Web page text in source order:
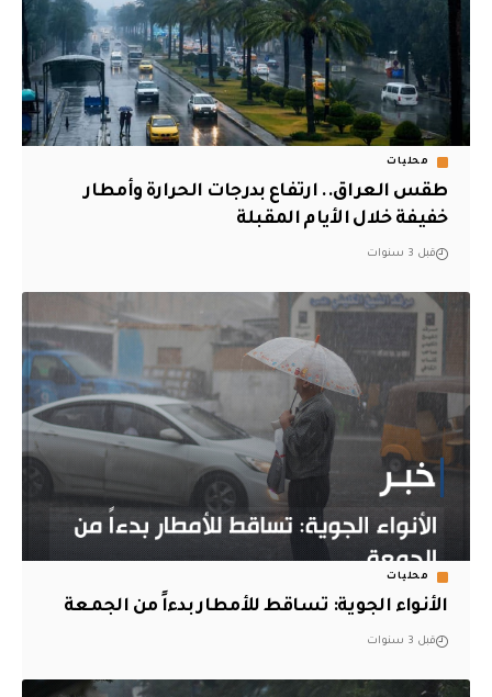
محليات
طقس العراق.. ارتفاع بدرجات الحرارة وأمطار
خفيفة خلال الأيام المقبلة
قبل 3 سنوات
محليات
الأنواء الجوية: تساقط للأمطار بدءاً من الجمعة
قبل 3 سنوات